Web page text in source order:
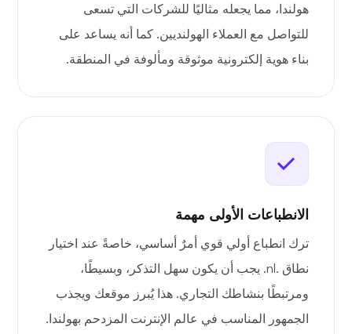
هولندا، مما يجعله مثاليًا للشركات التي تسعى
للتواصل مع العملاء الهولنديين. كما أنه يساعد على
بناء هوية إلكترونية موثوقة ومألوفة في المنطقة.
الانطباعات الأولى مهمة
ترك انطباع أولي قوي أمرٌ أساسي، خاصةً عند اختيار
نطاق .nl. يجب أن يكون سهل التذكر، وبسيطًا،
ومرتبطًا بنشاطك التجاري. هذا يُبرز موقعك ويجذب
الجمهور المناسب في عالم الإنترنت المزدحم بهولندا.